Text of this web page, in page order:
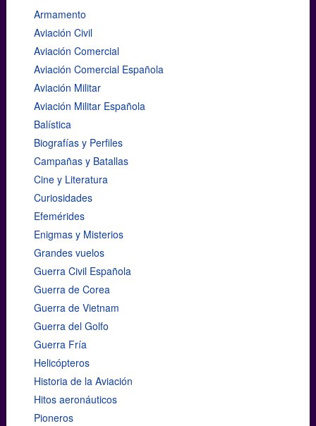
Armamento
Aviación Civil
Aviación Comercial
Aviación Comercial Española
Aviación Militar
Aviación Militar Española
Balística
Biografías y Perfiles
Campañas y Batallas
Cine y Literatura
Curiosidades
Efemérides
Enigmas y Misterios
Grandes vuelos
Guerra Civil Española
Guerra de Corea
Guerra de Vietnam
Guerra del Golfo
Guerra Fría
Helicópteros
Historia de la Aviación
Hitos aeronáuticos
Pioneros